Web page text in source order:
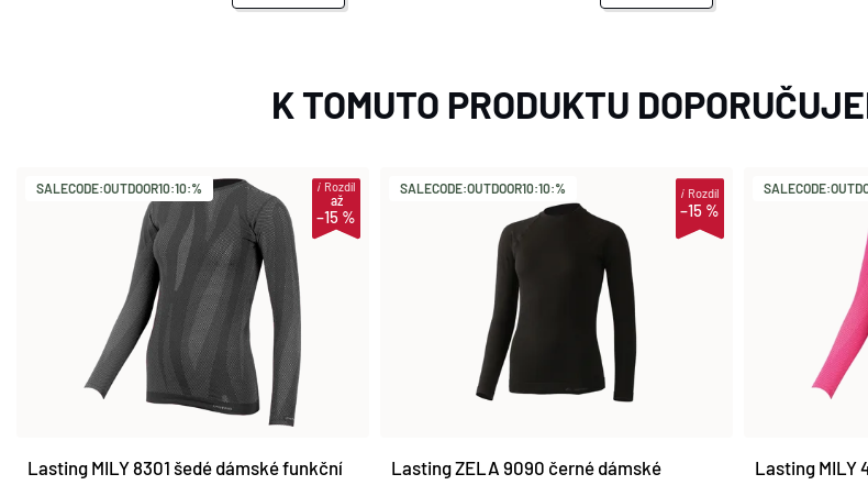
K TOMUTO PRODUKTU
SALECODE:OUTDOOR10:10:%
až
–15 %
iRozdíl
Lasting MILY 8301 šedé dámské funkční
SALECODE:OUTDOOR10:10:%
–15 %
iRozdíl
Lasting ZELA 9090 černé dámské
Lasting MILY